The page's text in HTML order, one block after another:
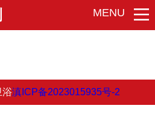
MENU
浴滇ICP备2023015935号-2